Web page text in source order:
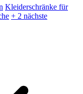
Kleiderschränke für
+ 2 nächste